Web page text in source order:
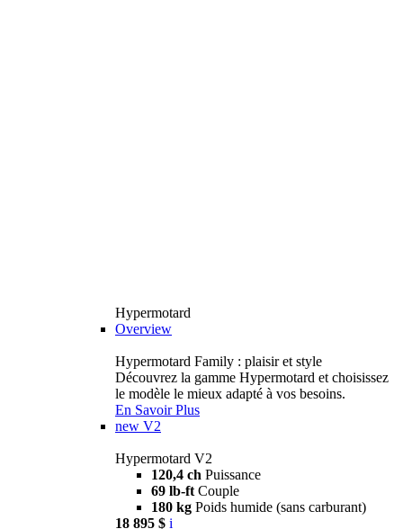
Hypermotard
Overview
Hypermotard Family : plaisir et style
Découvrez la gamme Hypermotard et choisissez
le modèle le mieux adapté à vos besoins.
En Savoir Plus
new V2
Hypermotard V2
120,4 ch Puissance
69 lb-ft Couple
180 kg Poids humide (sans carburant)
18 895 $ i